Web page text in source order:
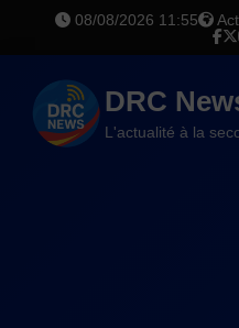
08/08/2026 11:55
DRC
L'actualité à la